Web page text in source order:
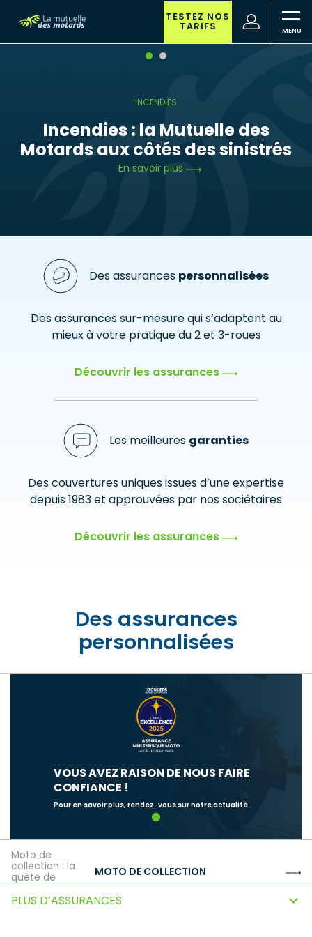
contenu
principal recherche
TESTEZ NOS
TARIFS
(nouvelle
fenêtre)
INCENDIES
Incendies : la Mutuelle des
Motards aux côtés des sinistrés
En savoir plus
Des assurances personnalisées
Des assurances sur-mesure qui s’adaptent au
mieux à votre pratique du 2 et 3-roues
Découvrir les assurances
Les meilleures garanties
Des couvertures uniques issues d’une expertise
depuis 1983 et approuvées par nos sociétaires
Découvrir les assurances
Des assurances
personnalisées
VOUS AVEZ RAISON DE NOUS FAIRE
CONFIANCE !
Pour en savoir plus, rendez-vous sur notre actualité
1
Moto de
collection : la
quête de
MOTO DE COLLECTION
PLUS D’ASSURANCES